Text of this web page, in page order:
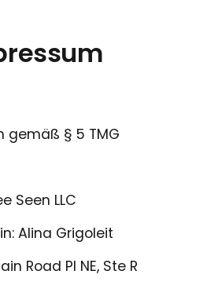
gemäß § 5 TMG
Seen LLC
Alina Grigoleit
Road Pl NE, Ste R